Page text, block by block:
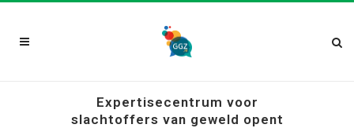
Expertisecentrum voor
slachtoffers van geweld opent